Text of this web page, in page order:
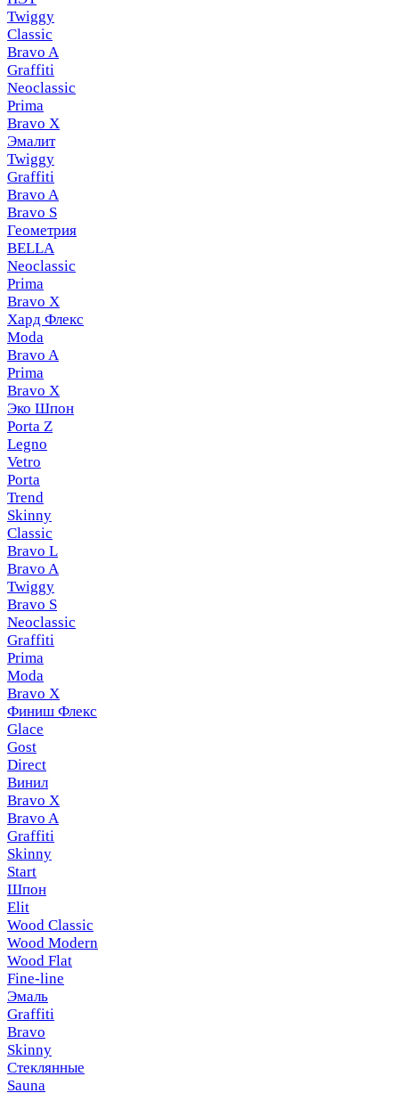
Twiggy
Classic
Bravo A
Graffiti
Neoclassic
Prima
Bravo X
Эмалит
Twiggy
Graffiti
Bravo A
Bravo S
Геометрия
BELLA
Neoclassic
Prima
Bravo X
Хард Флекс
Moda
Bravo A
Prima
Bravo X
Эко Шпон
Porta Z
Legno
Vetro
Porta
Trend
Skinny
Classic
Bravo L
Bravo A
Twiggy
Bravo S
Neoclassic
Graffiti
Prima
Moda
Bravo X
Финиш Флекс
Glace
Gost
Direct
Винил
Bravo X
Bravo A
Graffiti
Skinny
Start
Шпон
Elit
Wood Classic
Wood Modern
Wood Flat
Fine-line
Эмаль
Graffiti
Bravo
Skinny
Стеклянные
Sauna